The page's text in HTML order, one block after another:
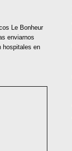
Le Bonheur
enviarnos
hospitales en